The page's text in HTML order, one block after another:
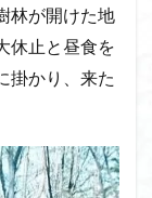
林が開けた地
休止と昼食を
掛かり、来た